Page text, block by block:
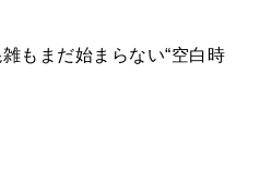
もまだ始まらない“空白時